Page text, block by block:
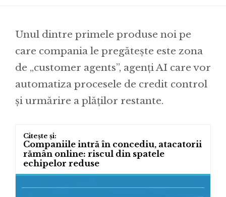
Unul dintre primele produse noi pe
care compania le pregătește este zona
de „customer agents”, agenți AI care vor
automatiza procesele de credit control
și urmărire a plăților restante.
Companiile intră în concediu, atacatorii
rămân online: riscul din spatele
echipelor reduse